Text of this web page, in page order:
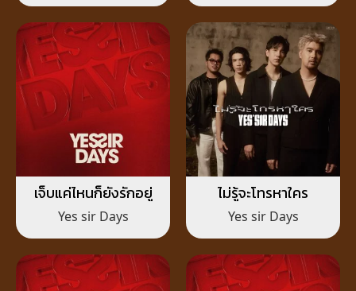
เจ็บแค่ไหนก็ยังรักอยู่
Yes sir Days
ไม่รู้จะโทรหาใคร
Yes sir Days